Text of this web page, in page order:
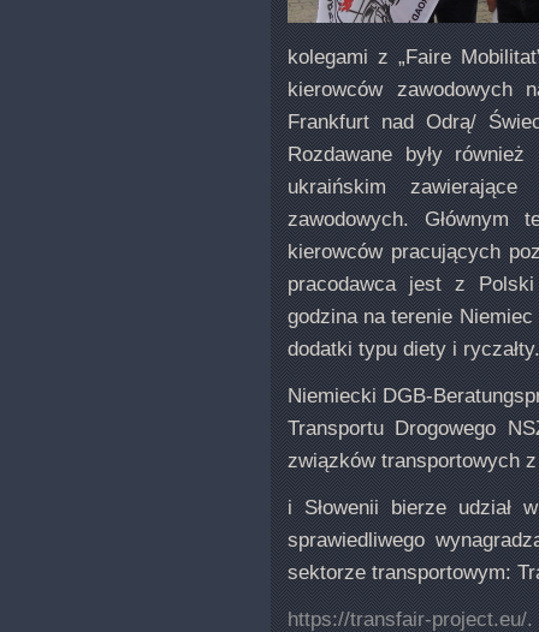
kolegami z „Faire
kierowców zawodowych
Frankfurt nad Odrą/
Rozdawane były
ukraińskim
zawodowych. Głównym
kierowców pracujących
pracodawca jest z
godzina na terenie
dodatki typu diety i ryczałty.
Niemiecki DGB-
Transportu Drogowego
związków transportowych
i Słowenii bierze udział
sprawiedliwego
sektorze transportowym:
https://transfair-project.eu/.